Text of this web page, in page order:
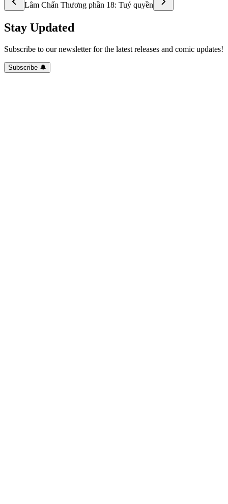
Lâm Chấn Thương phần 18: Tuý quyền
Stay Updated
Subscribe to our newsletter for the latest releases and comic updates!
Subscribe 🔔